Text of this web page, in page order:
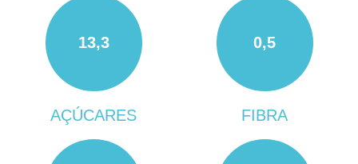
13,3
AÇÚCARES
0,5
FIBRA